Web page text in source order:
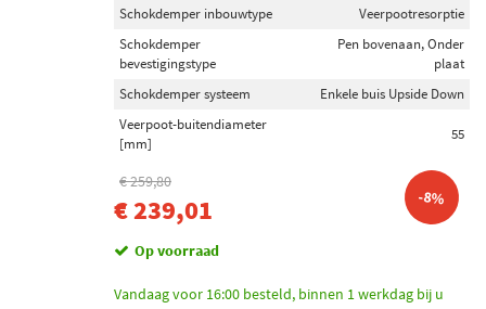
Schokdemper inbouwtype
Veerpootresorptie
Schokdemper
bevestigingstype
Pen bovenaan, Onder
plaat
Schokdemper systeem
Enkele buis Upside Down
Veerpoot-buitendiameter
[mm]
55
€ 259,80
€ 239,01 -8%
Op voorraad
Vandaag voor 16:00 besteld, binnen 1 werkdag bij u